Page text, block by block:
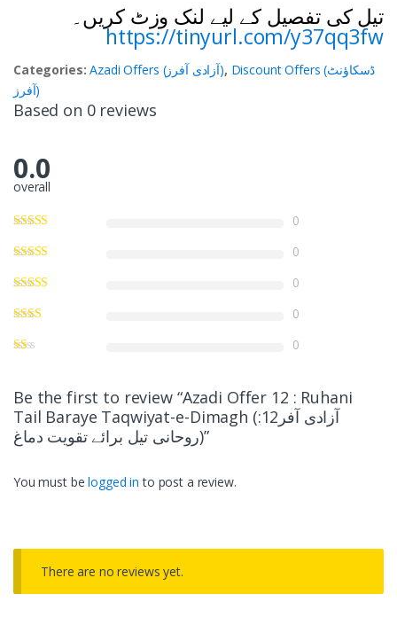
تیل کی تفصیل کے لیے لنک وزٹ کریں۔
https://tinyurl.com/y37qq3fw
Categories: Azadi Offers (آزادی آفرز), Discount Offers (ڈسکاؤنٹ
آفرز)
Based on 0 reviews
0.0
overall
0
0
0
0
0
Be the first to review “Azadi Offer 12 : Ruhani
Tail Baraye Taqwiyat-e-Dimagh (آزادی آفر12:
روحانی تیل برائے تقویت دماغ)”
You must belogged in to post a review.
There are no reviews yet.